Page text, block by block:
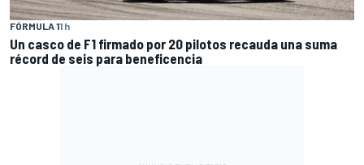
FÓRMULA 11 h
Un casco de F1 firmado por 20 pilotos recauda una suma
récord de seis para beneficencia